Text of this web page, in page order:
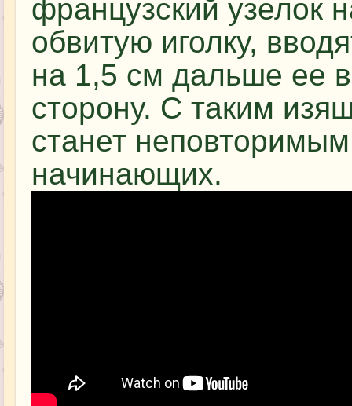
французский узелок
обвитую иголку,
на 1,5 см дальше ее
сторону. С таким
станет
начинающих.